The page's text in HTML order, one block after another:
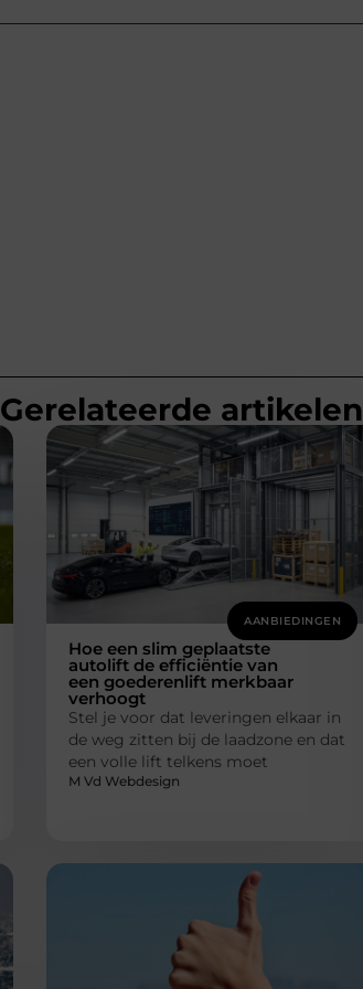
Gerelateerde artikelen
AANBIEDINGEN
Hoe een slim geplaatste
autolift de efficiëntie van
een goederenlift merkbaar
verhoogt
Stel je voor dat leveringen elkaar in
de weg zitten bij de laadzone en dat
een volle lift telkens moet
M Vd Webdesign